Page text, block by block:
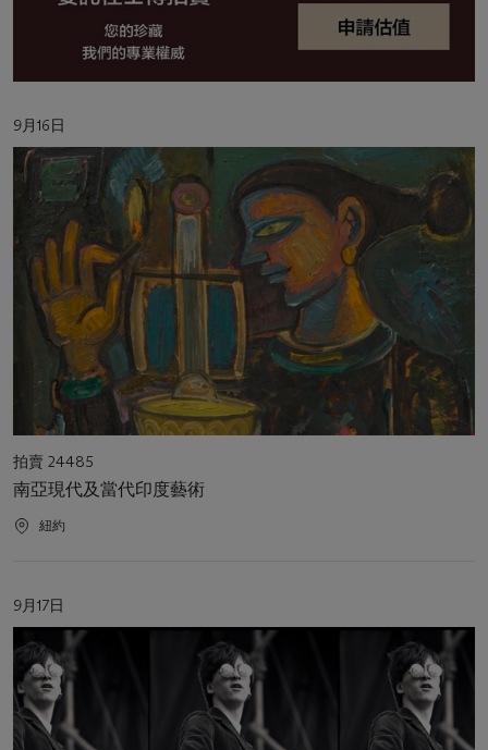
活
動
日
期
9月16日
活
動
類
型
拍賣 24485
南亞現代及當代印度藝術
活
紐約
活
動
期
9月17日